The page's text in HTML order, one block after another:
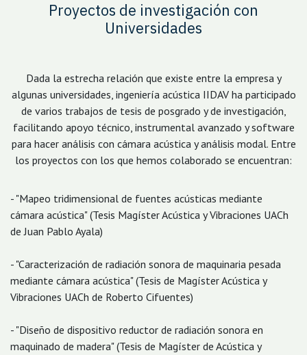
Proyectos de investigación con
Universidades
Dada la estrecha relación que existe entre la empresa y
algunas universidades, ingeniería acústica IIDAV ha participado
de varios trabajos de tesis de posgrado y de investigación,
facilitando apoyo técnico, instrumental avanzado y software
para hacer análisis con cámara acústica y análisis modal. Entre
los proyectos con los que hemos colaborado se encuentran:
- "Mapeo tridimensional de fuentes acústicas mediante
cámara acústica" (Tesis Magíster Acústica y Vibraciones UACh
de Juan Pablo Ayala)
- "Caracterización de radiación sonora de maquinaria pesada
mediante cámara acústica" (Tesis de Magíster Acústica y
Vibraciones UACh de Roberto Cifuentes)
- "Diseño de dispositivo reductor de radiación sonora en
maquinado de madera" (Tesis de Magíster de Acústica y